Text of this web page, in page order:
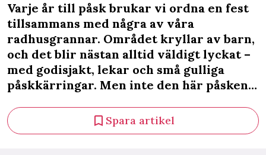
Varje år till påsk brukar vi ordna en fest
tillsammans med några av våra
radhusgrannar. Området kryllar av barn,
och det blir nästan alltid väldigt lyckat –
med godisjakt, lekar och små gulliga
påskkärringar. Men inte den här påsken…
Spara artikel